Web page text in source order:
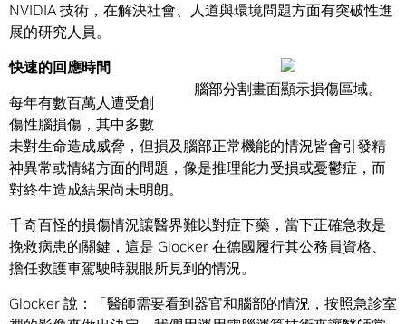
NVIDIA 技術，在解決社會、人道與環境問題方面有突破性進
展的研究人員。
腦部分割畫面顯示損傷區域。
快速的回應時間
每年有數百萬人遭受創
傷性腦損傷，其中多數
未對生命造成威脅，但損及腦部正常機能的情況皆會引發精
神異常或情緒方面的問題，像是推理能力受損或憂鬱症，而
對終生造成結果尚未明朗。
千奇百怪的損傷情況讓醫界難以對症下藥，當下正確急救是
挽救病患的關鍵，這是 Glocker 在德國履行其公務員資格、
擔任救護車駕駛時親眼所見到的情況。
Glocker 說：「醫師需要看到器官和腦部的情況，按照急診室